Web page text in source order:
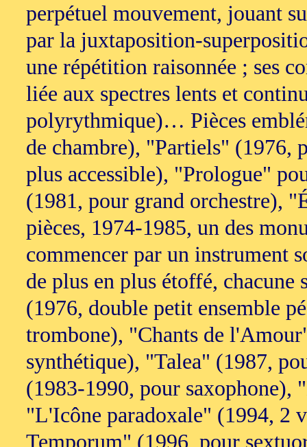
perpétuel mouvement, jouant
par la juxtaposition-
une répétition raisonnée ; ses
liée aux spectres lents et
polyrythmique)… Pièces
de chambre), "Partiels" (1976,
plus accessible), "Prologue"
(1981, pour grand orchestre),
pièces, 1974-1985, un des
commencer par un instrument
de plus en plus étoffé,
(1976, double petit ensemble
trombone), "Chants de
synthétique), "Talea" (1987,
(1983-1990, pour saxophone),
"L'Icône paradoxale" (1994, 2
Temporum" (1996, pour